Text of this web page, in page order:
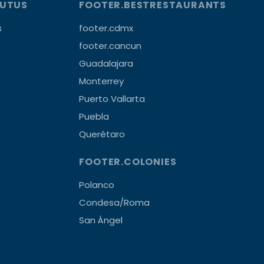
FOOTER.BESTRESTAURANTS
footer.cdmx
footer.cancun
Guadalajara
Monterrey
Puerto Vallarta
Puebla
Querétaro
FOOTER.COLONIES
Polanco
Condesa/Roma
San Ángel